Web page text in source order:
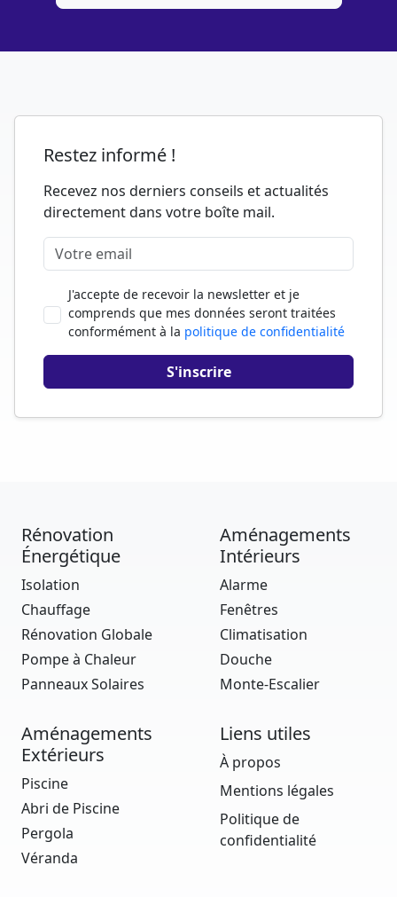
Restez informé !
Recevez nos derniers conseils et actualités
directement dans votre boîte mail.
J'accepte de recevoir la newsletter et je
comprends que mes données seront traitées
conformément à la politique de confidentialité
Rénovation
Énergétique
Isolation
Chauffage
Rénovation Globale
Pompe à Chaleur
Panneaux Solaires
Aménagements
Intérieurs
Alarme
Fenêtres
Climatisation
Douche
Monte-Escalier
Aménagements
Extérieurs
Piscine
Abri de Piscine
Pergola
Véranda
Liens utiles
À propos
Mentions légales
Politique de
confidentialité